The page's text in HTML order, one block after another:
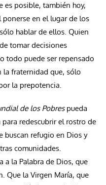
es posible, también hoy,
en el lugar de los
hablar de ellos. Quien
tomar decisiones
todo puede ser repensado
la fraternidad que, sólo
la prepotencia.
de los Pobres pueda
redescubrir el rostro de
buscan refugio en Dios y
comunidades.
a la Palabra de Dios, que
Que la Virgen María, que